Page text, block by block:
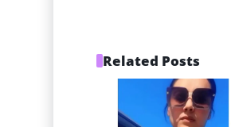
Related Posts